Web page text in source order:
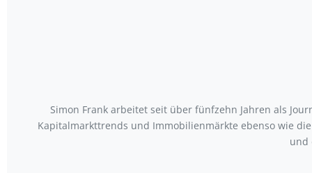
Simon Frank arbeitet seit über fünfzehn Jahren als
Kapitalmarkttrends und Immobilienmärkte ebenso wie
und